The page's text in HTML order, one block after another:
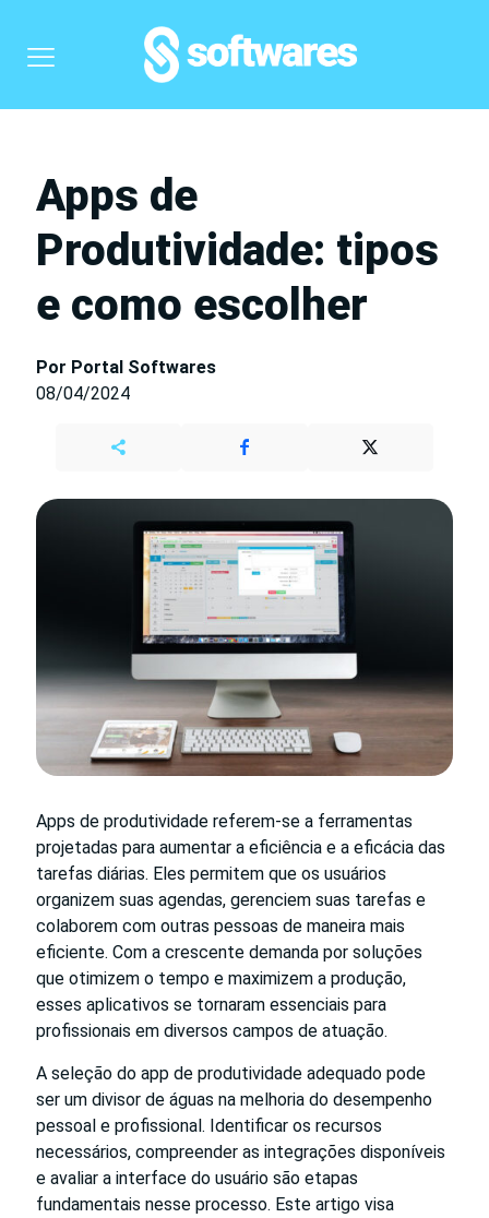
Apps de
Produtividade: tipos
e como escolher
Por Portal Softwares
08/04/2024
Apps de produtividade referem-se a ferramentas
projetadas para aumentar a eficiência e a eficácia das
tarefas diárias. Eles permitem que os usuários
organizem suas agendas, gerenciem suas tarefas e
colaborem com outras pessoas de maneira mais
eficiente. Com a crescente demanda por soluções
que otimizem o tempo e maximizem a produção,
esses aplicativos se tornaram essenciais para
profissionais em diversos campos de atuação.
A seleção do app de produtividade adequado pode
ser um divisor de águas na melhoria do desempenho
pessoal e profissional. Identificar os recursos
necessários, compreender as integrações disponíveis
e avaliar a interface do usuário são etapas
fundamentais nesse processo. Este artigo visa